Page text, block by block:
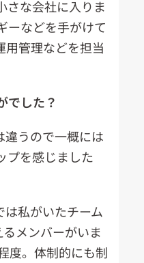
さな会社に入りま
ーなどを手がけて
用管理などを担当
した？
違うので一概には
プを感じました
は私がいたチーム
メンバーがいま
度。体制的にも制